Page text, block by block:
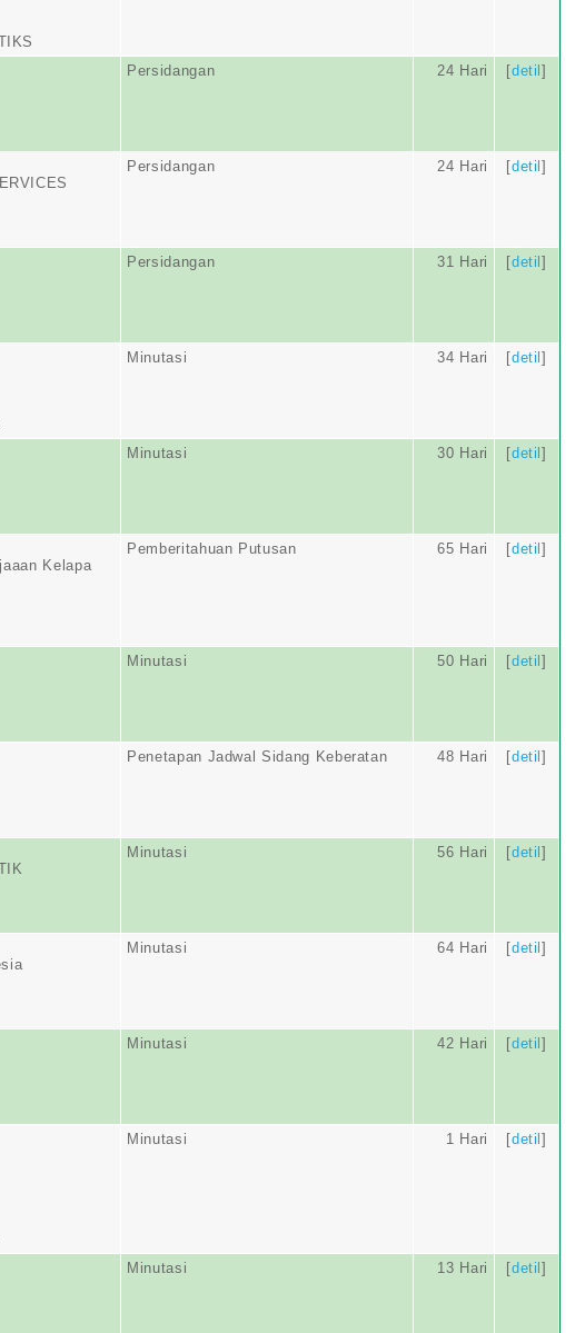
Persidangan 24 Hari [detil]
Persidangan 24 Hari [detil]
Persidangan 31 Hari [detil]
Minutasi 34 Hari [detil]
Minutasi 30 Hari [detil]
Kelapa
Pemberitahuan Putusan 65 Hari [detil]
Minutasi 50 Hari [detil]
Penetapan Jadwal Sidang Keberatan 48 Hari [detil]
Minutasi 56 Hari [detil]
Minutasi 64 Hari [detil]
Minutasi 42 Hari [detil]
Minutasi 1 Hari [detil]
Minutasi 13 Hari [detil]